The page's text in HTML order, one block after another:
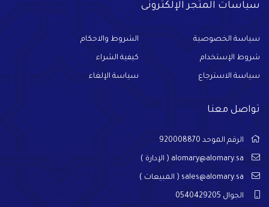
سياسات المتجر الإلكترونى
سياسة الخصوصية الشروط والاحكام
شروط الإستخدام كيفية الشراء
سياسة الاسترجاع سياسة الإلغاء
تواصل معنا
الرقم الموحد 920008870
alomary@alomary.sa ( الإدارة )
sales@alomary.sa ( المبيعات )
الجوال 0540429205